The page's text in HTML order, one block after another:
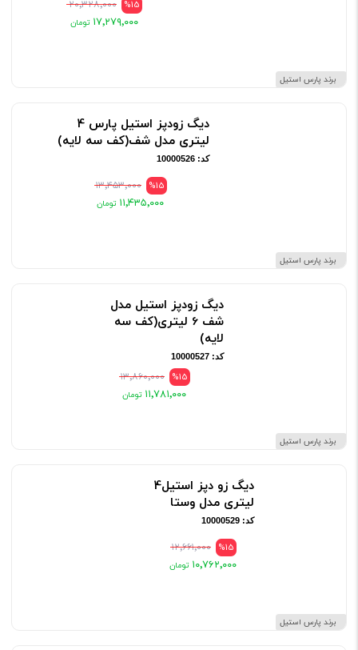
برند پارس استیل
%15 ۲۰٬۳۲۸٬۰۰۰
۱۷٬۲۷۹٬۰۰۰
برند پارس استیل
دیگ زودپز استیل پارس 4
لیتری مدل شف(کف سه لایه)
کد: 10000526
%15 ۱۳٬۴۵۳٬۰۰۰
۱۱٬۴۳۵٬۰۰۰
برند پارس استیل
دیگ زودپز استیل مدل
شف 6 لیتری(کف سه
لایه)
کد: 10000527
%15 ۱۳٬۸۶۰٬۰۰۰
۱۱٬۷۸۱٬۰۰۰
برند پارس استیل
دیگ زو دپز استیل4
لیتری مدل وستا
کد: 10000529
%15 ۱۲٬۶۶۱٬۰۰۰
۱۰٬۷۶۲٬۰۰۰